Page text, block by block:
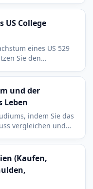
US College
eines US 529
Sie den
und der
Leben
indem Sie das
vergleichen und
(Kaufen,